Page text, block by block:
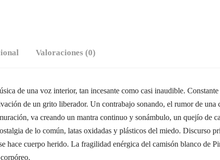
Valoraciones (0)
de una voz interior, tan incesante como casi inaudible.
de un grito liberador. Un contrabajo sonando, el rumor de
va creando un mantra continuo y sonámbulo, un quejío de
de lo común, latas oxidadas y plásticos del miedo. Discurso
hace cuerpo herido. La fragilidad enérgica del camisón blanco de